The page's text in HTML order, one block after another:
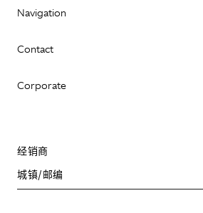
Navigation
Contact
Corporate
经销商